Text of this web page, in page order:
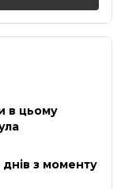
в цьому
з моменту